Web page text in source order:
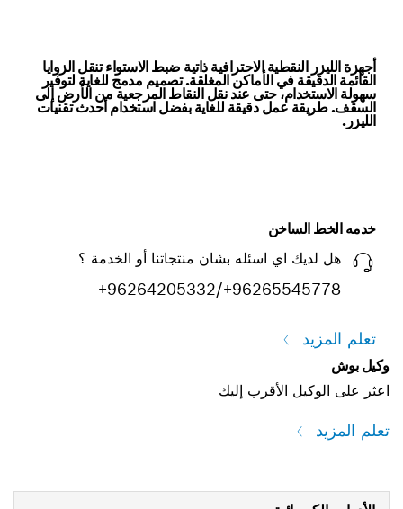
أجهزة الليزر النقطية الاحترافية ذاتية ضبط الاستواء تنقل الزوايا
القائمة الدقيقة في الأماكن المغلقة. تصميم مدمج للغاية لتوفير
سهولة الاستخدام، حتى عند نقل النقاط المرجعية من الأرض إلى
السقف. طريقة عمل دقيقة للغاية بفضل استخدام أحدث تقنيات
الليزر.
خدمه الخط الساخن
هل لديك اي اسئله بشان منتجاتنا أو الخدمة ؟
+96264205332/+96265545778
تعلم المزيد
وكيل بوش
اعثر على الوكيل الأقرب إليك
تعلم المزيد